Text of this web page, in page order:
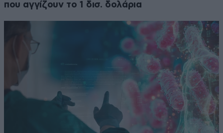
που αγγίζουν το 1 δισ. δολάρια